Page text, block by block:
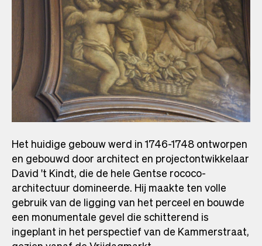
Het huidige gebouw werd in 1746-1748 ontworpen
en gebouwd door architect en projectontwikkelaar
David 't Kindt, die de hele Gentse rococo-
architectuur domineerde. Hij maakte ten volle
gebruik van de ligging van het perceel en bouwde
een monumentale gevel die schitterend is
ingeplant in het perspectief van de Kammerstraat,